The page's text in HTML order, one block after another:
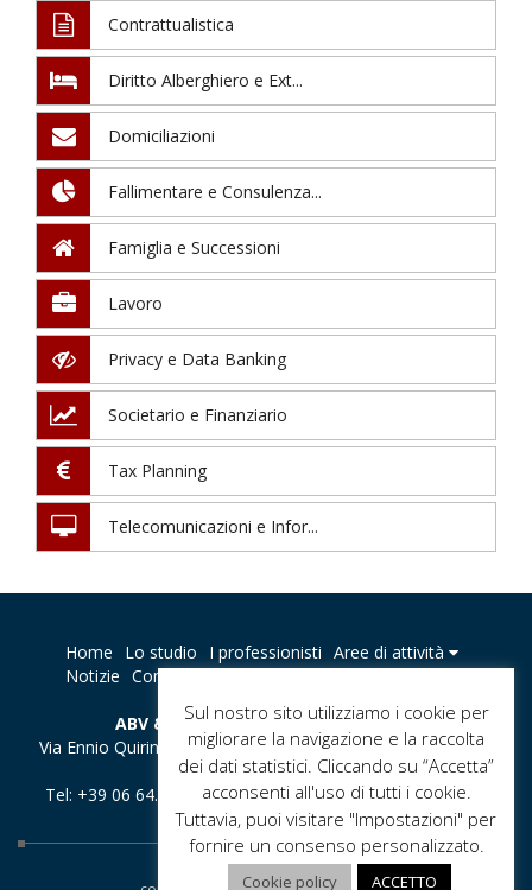
Contrattualistica
Diritto Alberghiero e Ext...
Domiciliazioni
Fallimentare e Consulenza...
Famiglia e Successioni
Lavoro
Privacy e Data Banking
Societario e Finanziario
Tax Planning
Telecomunicazioni e Infor...
Home Lo studio I professionisti Aree di attività
Notizie Contatti Privacy policy
ABV & Partners - Studio di Avvocati
Via Ennio Quirino Visconti, 11 - 00193 Roma, Italia - E-mail :
studio@abvlegal.it
Tel: +39 06 64.76.02.79 / +39 06 64.76.02.80 - Fax: +39 06
64.76.02.77
Sul nostro sito utilizziamo i cookie per
migliorare la navigazione e la raccolta
dei dati statistici. Cliccando su “Accetta”
acconsenti all'uso di tutti i cookie.
Tuttavia, puoi visitare "Impostazioni" per
fornire un consenso personalizzato.
Cookie policy ACCETTO